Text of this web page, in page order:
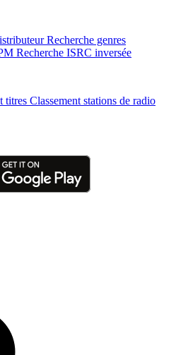
Recherche genres
Recherche ISRC inversée
titres Classement stations de radio